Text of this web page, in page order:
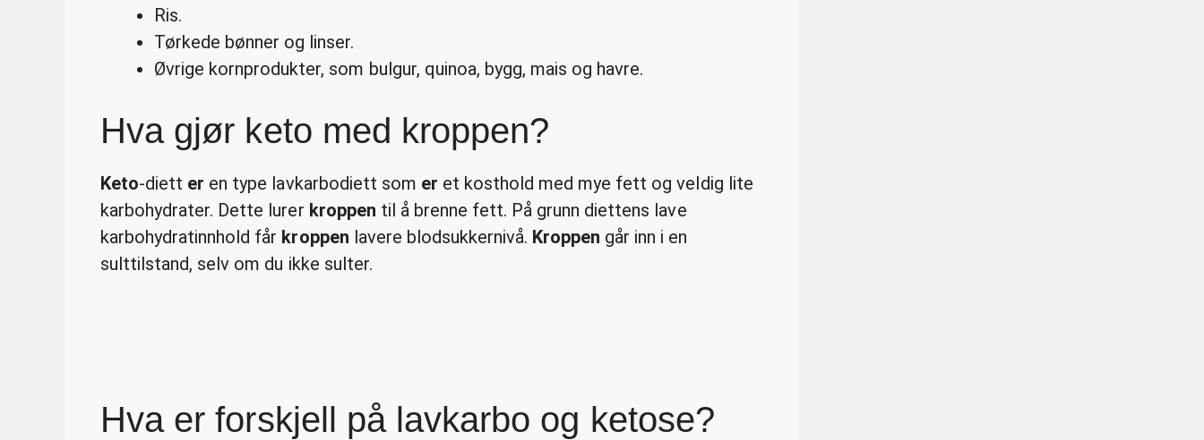
Ris.
Tørkede bønner og linser.
Øvrige kornprodukter, som bulgur, quinoa, bygg, mais og havre.
Hva gjør keto med kroppen?
Keto-diett er en type lavkarbodiett som er et kosthold med mye fett og veldig lite
karbohydrater. Dette lurer kroppen til å brenne fett. På grunn diettens lave
karbohydratinnhold får kroppen lavere blodsukkernivå. Kroppen går inn i en
sulttilstand, selv om du ikke sulter.
Hva er forskjell på lavkarbo og ketose?